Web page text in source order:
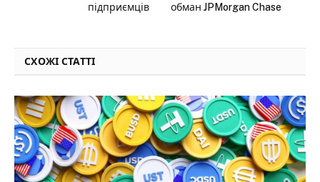
підприємців
обман JPMorgan Chase
СХОЖІ СТАТТІ